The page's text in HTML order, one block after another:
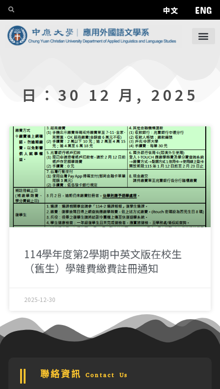
中文 ENG
日：30 12 月, 2025
114學年度第2學期中英文版在校生
（舊生）學雜費繳費註冊通知
2025-12-30
聯絡資訊 Contact Us